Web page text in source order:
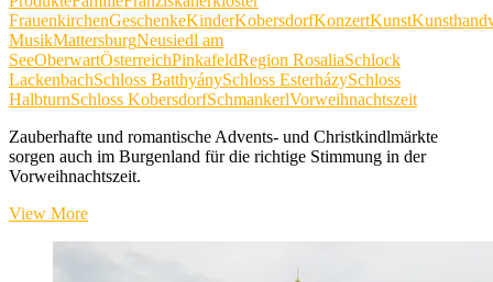
FrauenkirchenGeschenkeKinderKobersdorfKonzertKunst
MusikMattersburgNeusiedl am
SeeOberwartÖsterreichPinkafeldRegion RosaliaSchlock
LackenbachSchloss BatthyánySchloss EsterházySchloss
HalbturnSchloss KobersdorfSchmankerlVorweihnachtszeit
Zauberhafte und romantische Advents- und Christkindlmärkte
sorgen auch im Burgenland für die richtige Stimmung in der
Vorweihnachtszeit.
View MoreVorweihnachtlicher